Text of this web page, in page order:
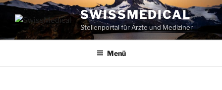
SWISSMEDICAL
Stellenportal für Ärzte und Mediziner
Menü